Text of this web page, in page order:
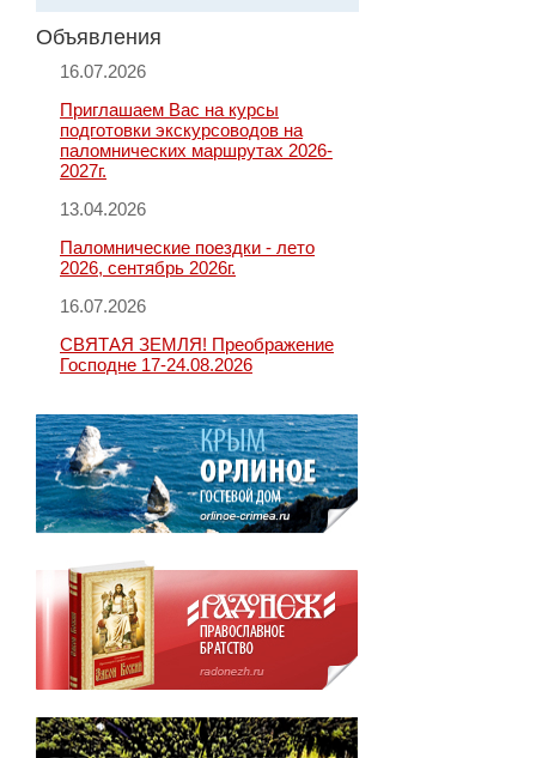
Объявления
16.07.2026
Приглашаем Вас на курсы
подготовки экскурсоводов на
паломнических маршрутах 2026-
2027г.
13.04.2026
Паломнические поездки - лето
2026, сентябрь 2026г.
16.07.2026
СВЯТАЯ ЗЕМЛЯ! Преображение
Господне 17-24.08.2026